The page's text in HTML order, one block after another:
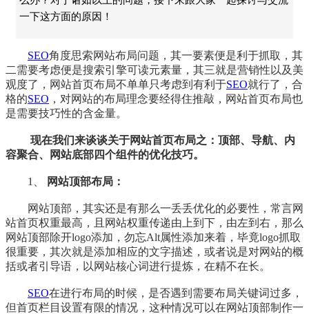
一下这方面的原因！
SEO角度思索网站布局问题，其一要素便是利于抓取，其
二需要考虑便是搜索引擎可读元素量，其三就是营销性以及美
观度了，网站首页布局不单单只考虑到有利于SEO就行了，合
格的SEO ，对网站的布局理念要经得住推敲，网站首页布局也
是需要技巧性的含金量。
现在我们来谈谈关于网站首页布局之：顶部、导航、内
容聚合、网站底部四个组件的优化技巧。
1、 网站顶部布局：
网站顶部，其实还是有那么一丢丢优化的必要性，常言网
站首页权重最高，且网站权重传递由上到下，由左到右，那么
网站顶部除开logo添加，勿忘Alt属性添加来着，毕竟logo抓取
很重要，其次就是添加相应的文字描述，或者说是对网站的概
括或者引导语，以网站核心词进行提炼，在精不在长。
SEO在进行布局的时候，是否遇到需要布局关键词过多，
但首页栏目设置有限的情况，这种情况可以在网站顶部制作一